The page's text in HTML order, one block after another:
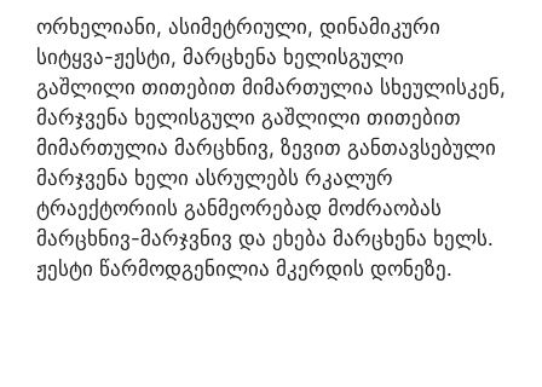
ორხელიანი, ასიმეტრიული, დინამიკური
სიტყვა-ჟესტი, მარცხენა ხელისგული
გაშლილი თითებით მიმართულია სხეულისკენ,
მარჯვენა ხელისგული გაშლილი თითებით
მიმართულია მარცხნივ, ზევით განთავსებული
მარჯვენა ხელი ასრულებს რკალურ
ტრაექტორიის განმეორებად მოძრაობას
მარცხნივ-მარჯვნივ და ეხება მარცხენა ხელს.
ჟესტი წარმოდგენილია მკერდის დონეზე.